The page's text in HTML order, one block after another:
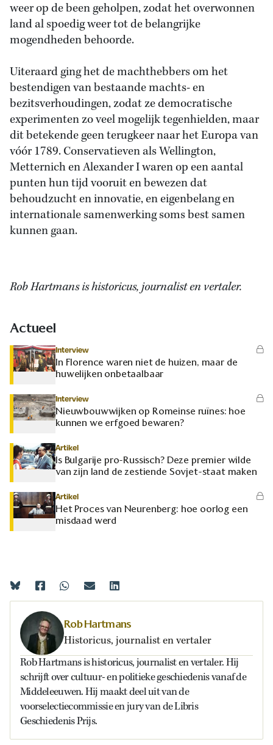
weer op de been geholpen, zodat het overwonnen
land al spoedig weer tot de belangrijke
mogendheden behoorde.
Uiteraard ging het de machthebbers om het
bestendigen van bestaande machts- en
bezitsverhoudingen, zodat ze democratische
experimenten zo veel mogelijk tegenhielden, maar
dit betekende geen terugkeer naar het Europa van
vóór 1789. Conservatieven als Wellington,
Metternich en Alexander I waren op een aantal
punten hun tijd vooruit en bewezen dat
behoudzucht en innovatie, en eigenbelang en
internationale samenwerking soms best samen
kunnen gaan.
Rob Hartmans is historicus, journalist en vertaler.
Actueel
Interview
In Florence waren niet de huizen, maar de
huwelijken onbetaalbaar
Interview
Nieuwbouwwijken op Romeinse ruïnes: hoe
kunnen we erfgoed bewaren?
Artikel
Is Bulgarije pro-Russisch? Deze premier wilde
van zijn land de zestiende Sovjet-staat maken
Artikel
Het Proces van Neurenberg: hoe oorlog een
misdaad werd
Rob Hartmans
Historicus, journalist en vertaler
Rob Hartmans is historicus, journalist en vertaler. Hij
schrijft over cultuur- en politieke geschiedenis vanaf de
Middeleeuwen. Hij maakt deel uit van de
voorselectiecommissie en jury van de Libris
Geschiedenis Prijs.